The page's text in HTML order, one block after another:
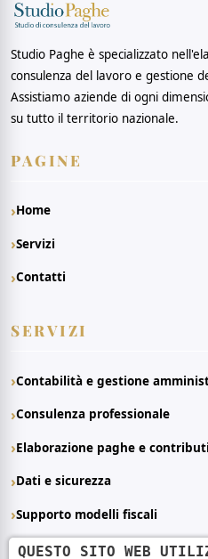
Studio Paghe è specializzato
consulenza del lavoro e gestione
Assistiamo aziende di ogni
su tutto il territorio nazionale.
PAGINE
Home
Servizi
Contatti
SERVIZI
Contabilità e gestione
Consulenza professionale
Elaborazione paghe e contributi
Dati e sicurezza
Supporto modelli fiscali
QUESTO SITO WEB